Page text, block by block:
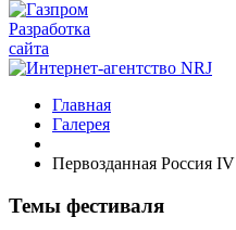
Разработка
сайта
Главная
Галерея
Первозданная Россия IV
Темы фестиваля